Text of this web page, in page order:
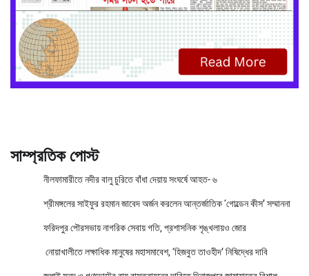
সাম্প্রতিক পোস্ট
নীলফামারীতে নদীর বালু চুরিতে বাঁধা দেয়ায় সংঘর্ষে আহত- ৬
শ্রীমঙ্গলের সাইফুর রহমান জাবেদ অর্জন করলেন আন্তর্জাতিক ‘গোল্ডেন কীস’ সম্মাননা
ফরিদপুর পৌরসভায় নাগরিক সেবায় গতি, প্রশাসনিক শৃঙ্খলায়ও জোর
নোয়াখালীতে লক্ষাধিক মানুষের মহাসমাবেশ, ‘হিজবুত তাওহীদ’ নিষিদ্ধের দাবি